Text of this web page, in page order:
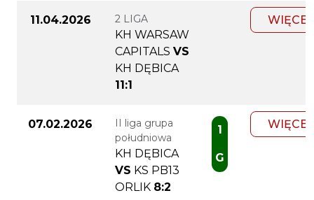
11.04.2026 2 LIGA
KH WARSAW
CAPITALS VS
KH DĘBICA
11:1
WIĘCEJ
07.02.2026
II liga grupa
południowa
KH DĘBICA
VS KS PB13
ORLIK 8:2
1
G
WIĘCEJ